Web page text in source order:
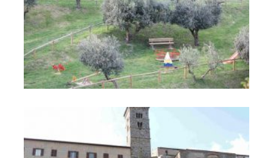
Parco Cittadino "Orto del Vescovo" "Caduti di Nassirya"